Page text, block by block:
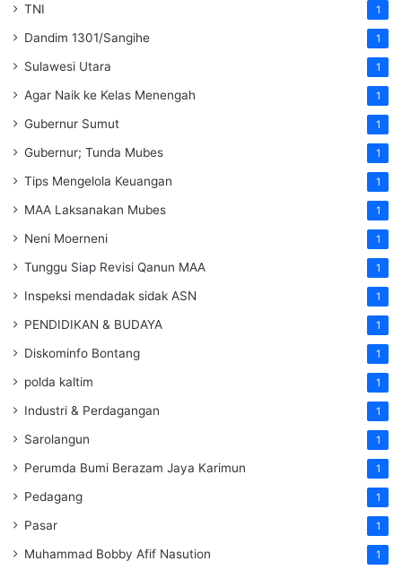
TNI 1
Dandim 1301/Sangihe 1
Sulawesi Utara 1
Agar Naik ke Kelas Menengah 1
Gubernur Sumut 1
Gubernur; Tunda Mubes 1
Tips Mengelola Keuangan 1
MAA Laksanakan Mubes 1
Neni Moerneni 1
Tunggu Siap Revisi Qanun MAA 1
Inspeksi mendadak sidak ASN 1
PENDIDIKAN & BUDAYA 1
Diskominfo Bontang 1
polda kaltim 1
Industri & Perdagangan 1
Sarolangun 1
Perumda Bumi Berazam Jaya Karimun 1
Pedagang 1
Pasar 1
Muhammad Bobby Afif Nasution 1